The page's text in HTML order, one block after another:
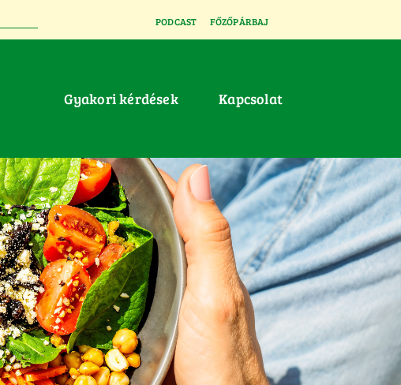
PODCAST FŐZŐPÁRBAJ
Gyakori kérdések Kapcsolat